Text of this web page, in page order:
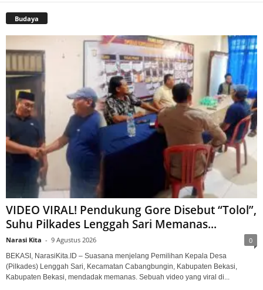
Budaya
VIDEO VIRAL! Pendukung Gore Disebut “Tolol”,
Suhu Pilkades Lenggah Sari Memanas...
Narasi Kita - 9 Agustus 2026 0
BEKASI, NarasiKita.ID – Suasana menjelang Pemilihan Kepala Desa
(Pilkades) Lenggah Sari, Kecamatan Cabangbungin, Kabupaten Bekasi,
Kabupaten Bekasi, mendadak memanas. Sebuah video yang viral di...